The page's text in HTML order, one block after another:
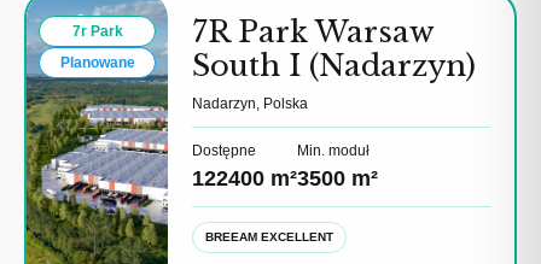
7r Park
Planowane
7R Park Warsaw
South I (Nadarzyn)
Nadarzyn, Polska
Dostępne
122400 m²
Min. moduł
3500 m²
BREEAM EXCELLENT